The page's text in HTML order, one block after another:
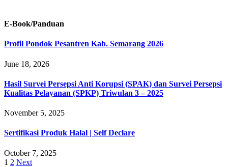
E-Book/Panduan
Profil Pondok Pesantren Kab. Semarang 2026
June 18, 2026
Hasil Survei Persepsi Anti Korupsi (SPAK) dan Survei Persepsi
Kualitas Pelayanan (SPKP) Triwulan 3 – 2025
November 5, 2025
Sertifikasi Produk Halal | Self Declare
October 7, 2025
1 2 Next